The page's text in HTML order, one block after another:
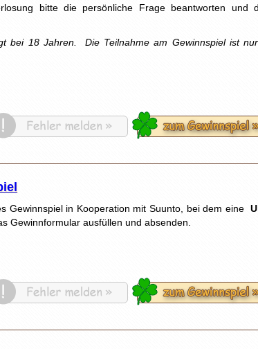
bitte die persönliche Frage beantworten und
bei 18 Jahren.
Die Teilnahme am Gewinnspiel ist
Gewinnspiel in Kooperation mit Suunto, bei dem eine
Gewinnformular ausfüllen und absenden.